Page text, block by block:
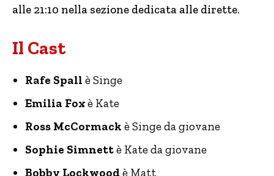
alle 21:10 nella sezione dedicata alle dirette.
Il Cast
Rafe Spall è Singe
Emilia Foxè Kate
Ross McCormack è Singe da giovane
Sophie Simnettè Kate da giovane
Bobby Lockwoodè Matt